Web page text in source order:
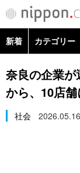
カテゴリー
新着 カテゴリー
政治・外交
経済・ビジネス
奈良の企業
から、10店
社会